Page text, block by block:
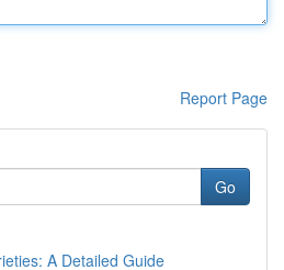
Report Page
Go
A Detailed Guide